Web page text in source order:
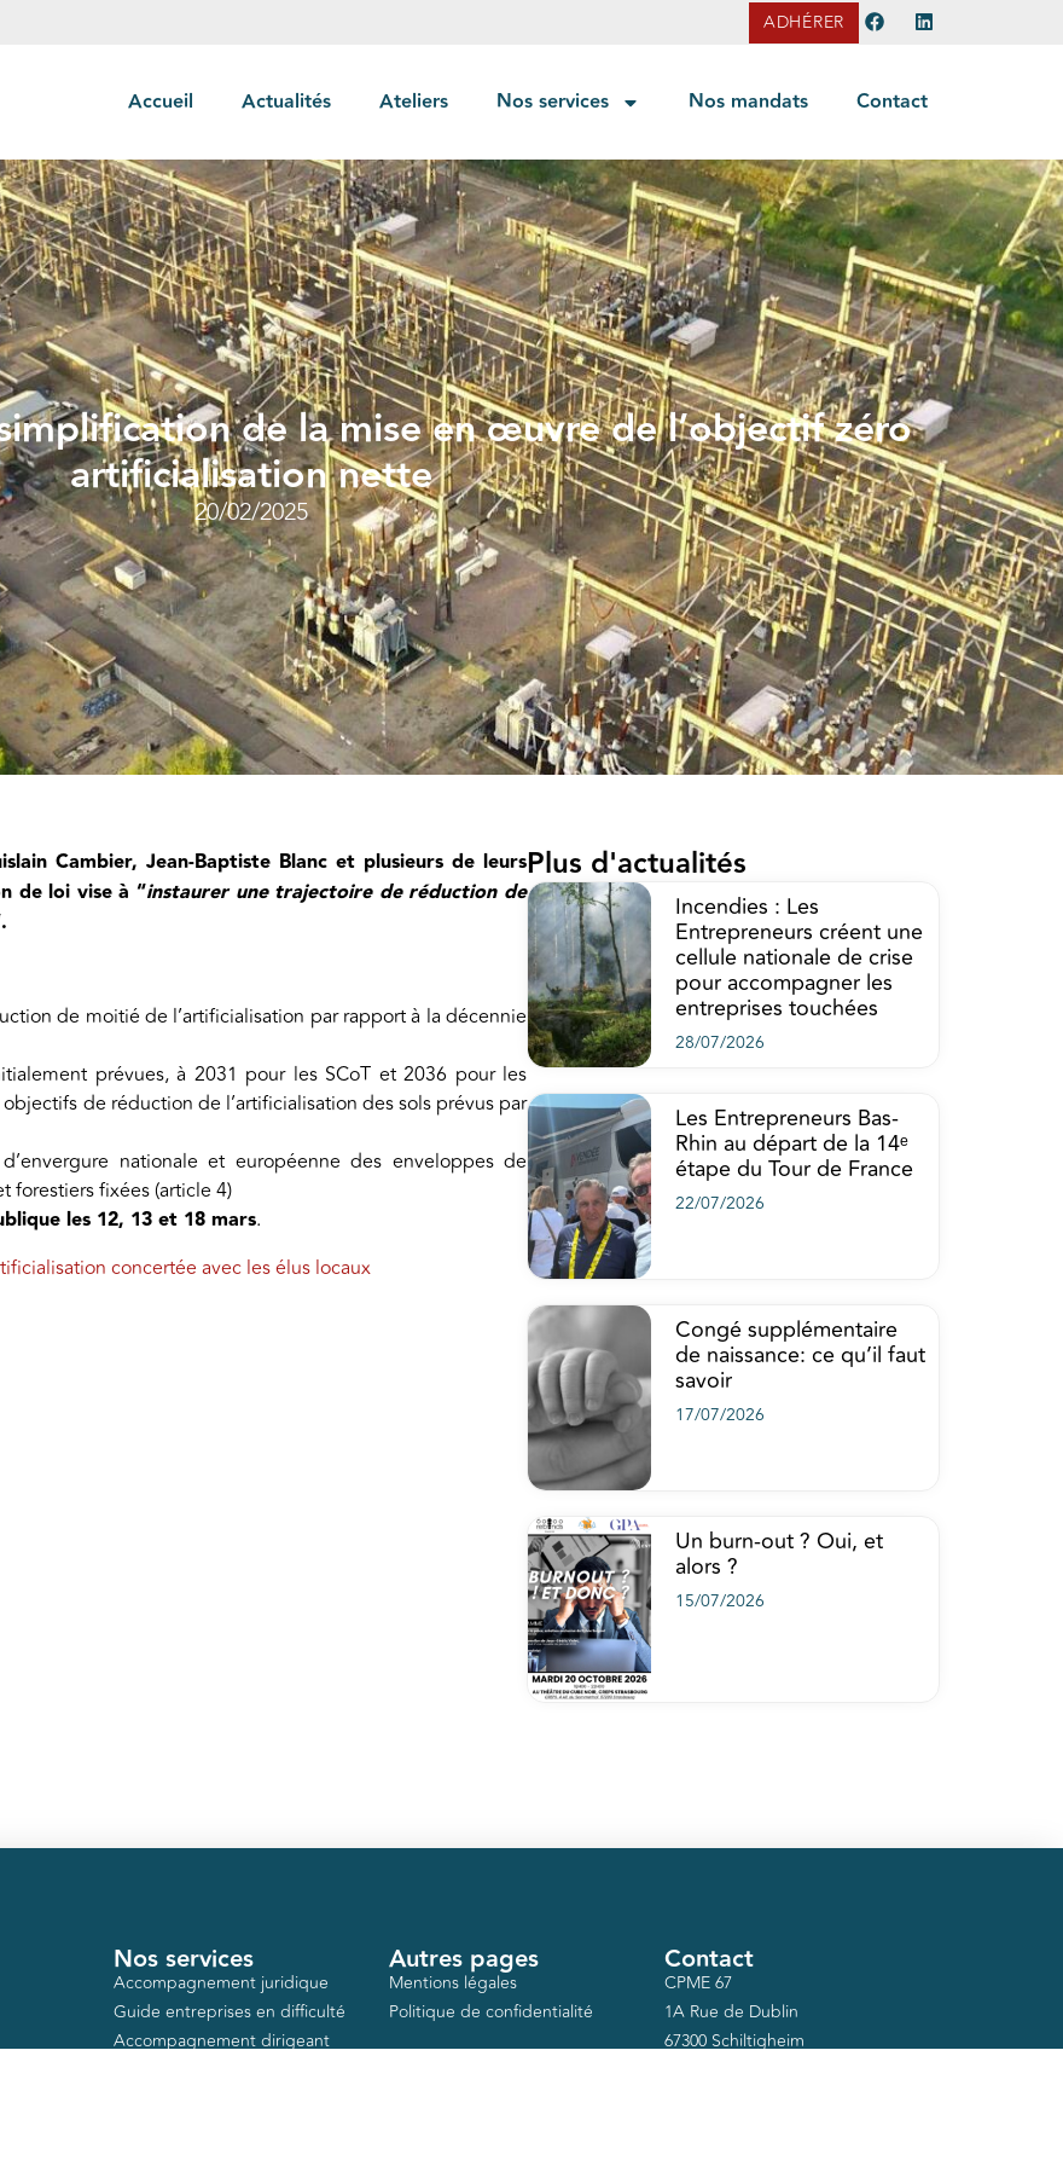
ADHÉRER
Accueil Actualités Ateliers Nos services Nos mandats Contact
de la mise en œuvre de l’objectif zéro
artificialisation nette
20/02/2025
Cambier, Jean-Baptiste Blanc et plusieurs de leurs
de loi vise à “instaurer une trajectoire de réduction de
de moitié de l’artificialisation par rapport à la décennie
prévues, à 2031 pour les SCoT et 2036 pour les
de réduction de l’artificialisation des sols prévus par
nationale et européenne des enveloppes de
forestiers fixées (article 4)
les 12, 13 et 18 mars.
concertée avec les élus locaux
Plus d'actualités
Incendies : Les
Entrepreneurs créent une
cellule nationale de crise
pour accompagner les
entreprises touchées
28/07/2026
Les Entrepreneurs Bas-
Rhin au départ de la 14ᵉ
étape du Tour de France
22/07/2026
Congé supplémentaire
de naissance: ce qu’il faut
savoir
17/07/2026
Un burn-out ? Oui, et
alors ?
15/07/2026
Nos services
Accompagnement juridique
Guide entreprises en difficulté
Accompagnement dirigeant
Autres pages
Mentions légales
Politique de confidentialité
Contact
CPME 67
1A Rue de Dublin
67300 Schiltigheim